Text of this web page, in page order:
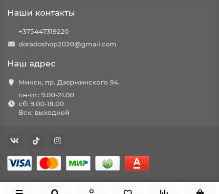
Наши контакты
+375447319220
doradoshop2020@gmail.com
Наш адрес
Минск, пр. Дзержинского 94.
пн-пт: 9.00-21.00
сб: 9.00-18.00
Вск: выходной